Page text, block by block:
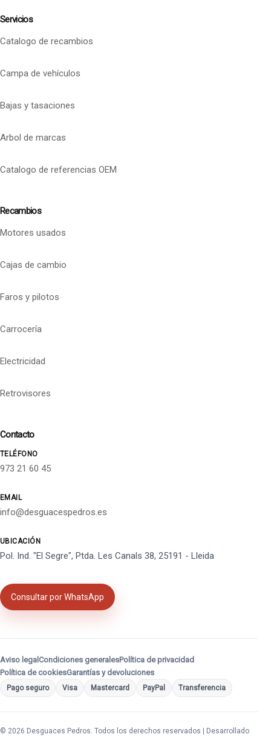
Servicios
Catalogo de recambios
Campa de vehículos
Bajas y tasaciones
Arbol de marcas
Catalogo de referencias OEM
Recambios
Motores usados
Cajas de cambio
Faros y pilotos
Carrocería
Electricidad
Retrovisores
Contacto
TELÉFONO
973 21 60 45
EMAIL
info@desguacespedros.es
UBICACIÓN
Pol. Ind. "El Segre", Ptda. Les Canals 38, 25191 - Lleida
Consultar por WhatsApp
Aviso legal Condiciones generalesPolítica de privacidad
Política de cookiesGarantías y devoluciones
Pago seguro Visa Mastercard PayPal Transferencia
© 2026 Desguaces Pedros. Todos los derechos reservados | Desarrollado